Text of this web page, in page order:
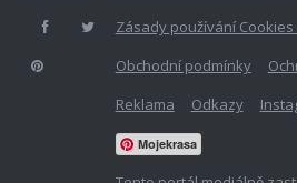
Zásady používání Cookies
Obchodní podmínky
Reklama
Odkazy
Mojekrasa